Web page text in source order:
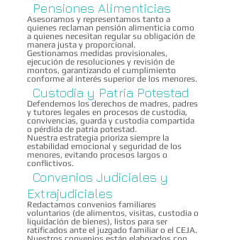
Pensiones Alimenticias
Asesoramos y representamos tanto a
quienes reclaman pensión alimenticia como
a quienes necesitan regular su obligación de
manera justa y proporcional.
Gestionamos medidas provisionales,
ejecución de resoluciones y revisión de
montos, garantizando el cumplimiento
conforme al interés superior de los menores.
Custodia y Patria Potestad
Defendemos los derechos de madres, padres
y tutores legales en procesos de custodia,
convivencias, guarda y custodia compartida
o pérdida de patria potestad.
Nuestra estrategia prioriza siempre la
estabilidad emocional y seguridad de los
menores, evitando procesos largos o
conflictivos.
Convenios Judiciales y
Extrajudiciales
Redactamos convenios familiares
voluntarios (de alimentos, visitas, custodia o
liquidación de bienes), listos para ser
ratificados ante el juzgado familiar o el CEJA.